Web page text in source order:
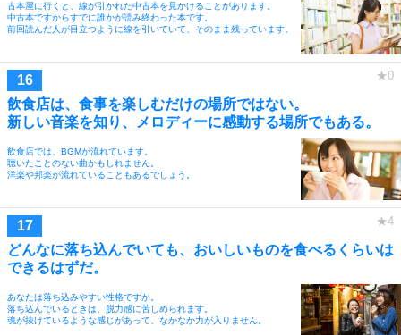
古本屋に行くと、線が引かれた中古本を見かけることがあります。
中古本ですからすでに誰かが読み終わった本です。
前回読んだ人が目立つように線を引いていて、そのまま残っています。
飲食店は、食事を楽しむだけの場所ではない。
新しい音楽を知り、メロディーに感動する場所でもある。
飲食店では、BGMが流れています。
聴いたことのない曲かもしれません。
洋楽や邦楽が流れていることもあるでしょう。
どんなに落ち込んでいても、おいしいものを食べるくらいは
できるはずだ。
あなたは落ち込みやすい性格ですか。
落ち込んでいるときは、脱力感に苦しめられます。
魂が抜けているような感じがあって、なかなか力が入りません。